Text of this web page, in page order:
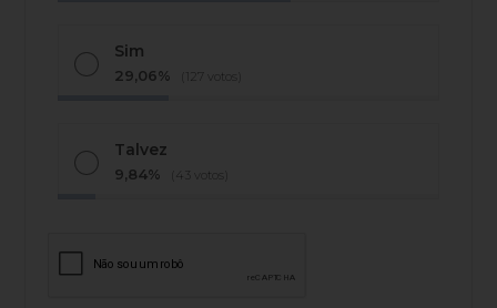
Sim
29,06% (127 votos)
Talvez
9,84% (43 votos)